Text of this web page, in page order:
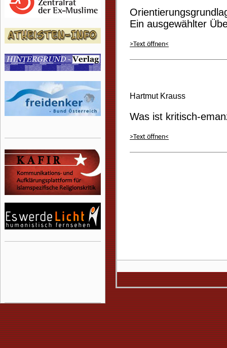
Ein ausgewählter
>Text öffnen<
Hartmut Krauss
Was ist kritisch-
>Text öffnen<